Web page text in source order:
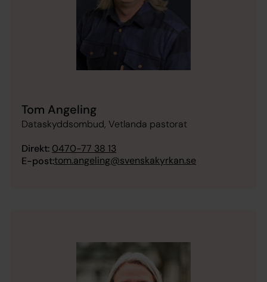
Tom Angeling
Dataskyddsombud, Vetlanda pastorat
Direkt: 0470-77 38 13
E-post:tom.angeling@svenskakyrkan.se